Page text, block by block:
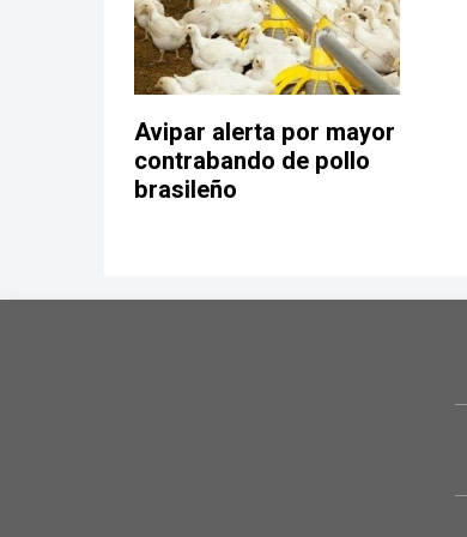
Avipar alerta por mayor
contrabando de pollo
brasileño